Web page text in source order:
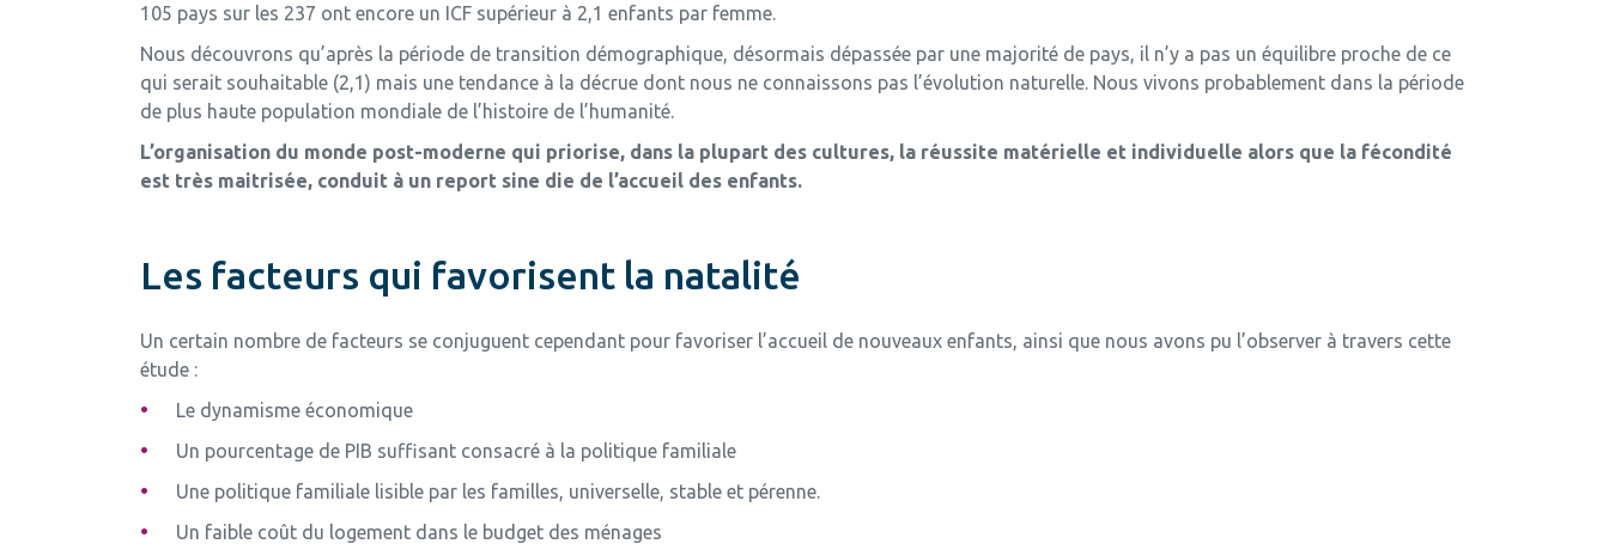
105 pays sur les 237 ont encore un ICF supérieur à 2,1 enfants par femme.
Nous découvrons qu’après la période de transition démographique, désormais dépassée par une majorité de pays, il n’y a pas un équilibre proche de ce
qui serait souhaitable (2,1) mais une tendance à la décrue dont nous ne connaissons pas l’évolution naturelle. Nous vivons probablement dans la période
de plus haute population mondiale de l’histoire de l’humanité.
L’organisation du monde post-moderne qui priorise, dans la plupart des cultures, la réussite matérielle et individuelle alors que la fécondité
est très maitrisée, conduit à un report sine die de l’accueil des enfants.
Les facteurs qui favorisent la natalité
Un certain nombre de facteurs se conjuguent cependant pour favoriser l’accueil de nouveaux enfants, ainsi que nous avons pu l’observer à travers cette
étude :
Le dynamisme économique
Un pourcentage de PIB suffisant consacré à la politique familiale
Une politique familiale lisible par les familles, universelle, stable et pérenne.
Un faible coût du logement dans le budget des ménages